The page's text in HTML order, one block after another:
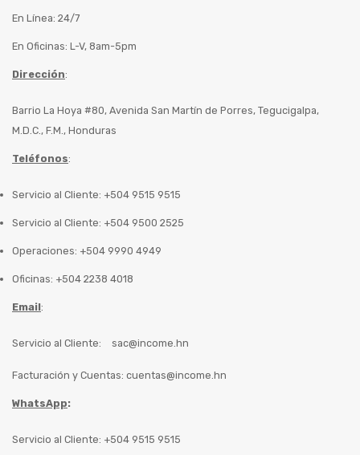
En Línea: 24/7
En Oficinas: L-V, 8am-5pm
Dirección:
Barrio La Hoya #80, Avenida San Martín de Porres, Tegucigalpa,
M.D.C., F.M., Honduras
Teléfonos:
Servicio al Cliente: +504 9515 9515
Servicio al Cliente: +504 9500 2525
Operaciones: +504 9990 4949
Oficinas: +504 2238 4018
Email:
Servicio al Cliente: sac@income.hn
Facturación y Cuentas: cuentas@income.hn
WhatsApp:
Servicio al Cliente: +504 9515 9515